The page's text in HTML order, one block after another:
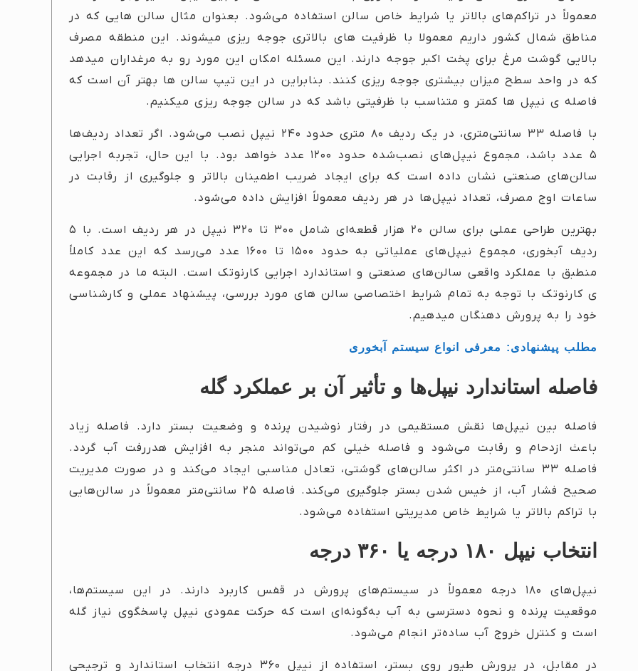
معمولاً در تراکم‌های بالاتر یا شرایط خاص سالن استفاده می‌شود. بعنوان مثال سالن هایی که در
مناطق شمال کشور داریم معمولا با ظرفیت های بالاتری جوجه ریزی میشوند. این منطقه مصرف
بالایی گوشت مرغ برای پخت اکبر جوجه دارند. این مسئله امکان این مورد رو به مرغداران میدهد
که در واحد سطح میزان بیشتری جوجه ریزی کنند. بنابراین در این تیپ سالن ها بهتر آن است که
فاصله ی نیپل ها کمتر و متناسب با ظرفیتی باشد که در سالن جوجه ریزی میکنیم.
با فاصله ۳۳ سانتی‌متری، در یک ردیف ۸۰ متری حدود ۲۴۰ نیپل نصب می‌شود. اگر تعداد ردیف‌ها
۵ عدد باشد، مجموع نیپل‌های نصب‌شده حدود ۱۲۰۰ عدد خواهد بود. با این حال، تجربه اجرایی
سالن‌های صنعتی نشان داده است که برای ایجاد ضریب اطمینان بالاتر و جلوگیری از رقابت در
ساعات اوج مصرف، تعداد نیپل‌ها در هر ردیف معمولاً افزایش داده می‌شود.
بهترین طراحی عملی برای سالن ۲۰ هزار قطعه‌ای شامل ۳۰۰ تا ۳۲۰ نیپل در هر ردیف است. با ۵
ردیف آبخوری، مجموع نیپل‌های عملیاتی به حدود ۱۵۰۰ تا ۱۶۰۰ عدد می‌رسد که این عدد کاملاً
منطبق با عملکرد واقعی سالن‌های صنعتی و استاندارد اجرایی کارنوتک است. البته ما در مجموعه
ی کارنوتک با توجه به تمام شرایط اختصاصی سالن های مورد بررسی، پیشنهاد عملی و کارشناسی
خود را به پرورش دهنگان میدهیم.
مطلب پیشنهادی: معرفی انواع سیستم آبخوری
فاصله استاندارد نیپل‌ها و تأثیر آن بر عملکرد گله
فاصله بین نیپل‌ها نقش مستقیمی در رفتار نوشیدن پرنده و وضعیت بستر دارد. فاصله زیاد
باعث ازدحام و رقابت می‌شود و فاصله خیلی کم می‌تواند منجر به افزایش هدررفت آب گردد.
فاصله ۳۳ سانتی‌متر در اکثر سالن‌های گوشتی، تعادل مناسبی ایجاد می‌کند و در صورت مدیریت
صحیح فشار آب، از خیس شدن بستر جلوگیری می‌کند. فاصله ۲۵ سانتی‌متر معمولاً در سالن‌هایی
با تراکم بالاتر یا شرایط خاص مدیریتی استفاده می‌شود.
انتخاب نیپل ۱۸۰ درجه یا ۳۶۰ درجه
نیپل‌های ۱۸۰ درجه معمولاً در سیستم‌های پرورش در قفس کاربرد دارند. در این سیستم‌ها،
موقعیت پرنده و نحوه دسترسی به آب به‌گونه‌ای است که حرکت عمودی نیپل پاسخگوی نیاز گله
است و کنترل خروج آب ساده‌تر انجام می‌شود.
در مقابل، در پرورش طیور روی بستر، استفاده از نیپل ۳۶۰ درجه انتخاب استاندارد و ترجیحی